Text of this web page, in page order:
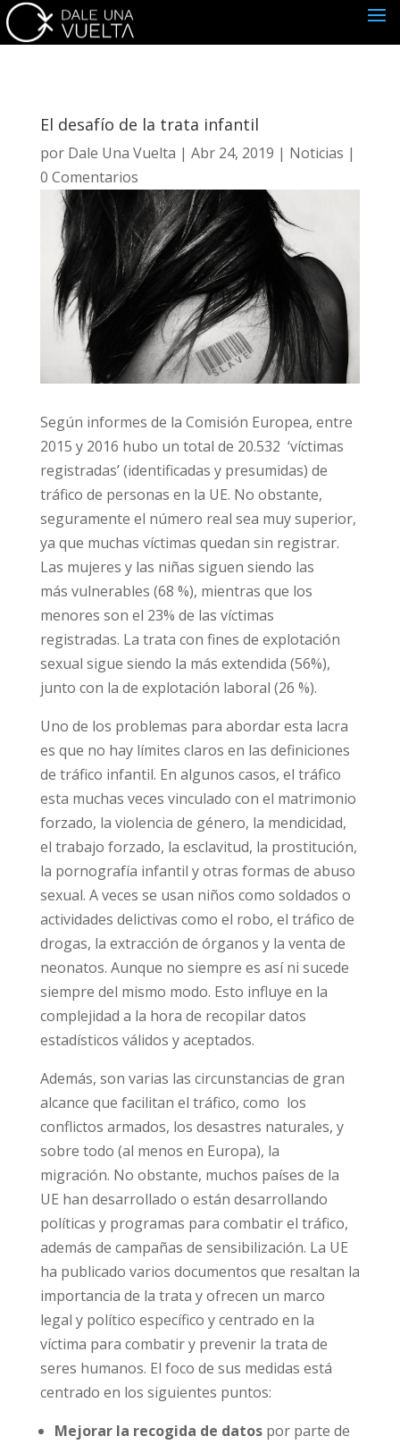
El desafío de la trata infantil
por Dale Una Vuelta| Abr 24, 2019| Noticias
| 0 Comentarios
Según informes de la Comisión Europea,
entre 2015 y 2016 hubo un total de 20.532
‘víctimas registradas’ (identificadas y
presumidas) de tráfico de personas en la UE.
No obstante, seguramente el número real
sea muy superior, ya que muchas víctimas
quedan sin registrar. Las mujeres y las niñas
siguen siendo las más vulnerables (68 %),
mientras que los menores son el 23% de las
víctimas registradas. La trata con fines de
explotación sexual sigue siendo la más
extendida (56%), junto con la de explotación
Uno de los problemas para abordar esta lacra
es que no hay límites claros en las
definiciones de tráfico infantil. En algunos
casos, el tráfico esta muchas veces vinculado
con el matrimonio forzado, la violencia de
género, la mendicidad, el trabajo forzado, la
esclavitud, la prostitución, la pornografía
infantil y otras formas de abuso sexual. A
veces se usan niños como soldados o
actividades delictivas como el robo, el tráfico
de drogas, la extracción de órganos y la venta
de neonatos. Aunque no siempre es así ni
sucede siempre del mismo modo. Esto influye
estadísticos válidos y aceptados.
Además, son varias las circunstancias de gran
alcance que facilitan el tráfico, como los
conflictos armados, los desastres naturales, y
sobre todo (al menos en Europa), la
migración. No obstante, muchos países de la
UE han desarrollado o están desarrollando
políticas y programas para combatir el tráfico,
además de campañas de sensibilización. La UE
ha publicado varios documentos que resaltan
la importancia de la trata y ofrecen un marco
legal y político específico y centrado en la
víctima para combatir y prevenir la trata de
centrado en los siguientes puntos:
Suscríbete
info@daleunavuelta.org